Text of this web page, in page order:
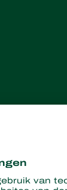
Hier